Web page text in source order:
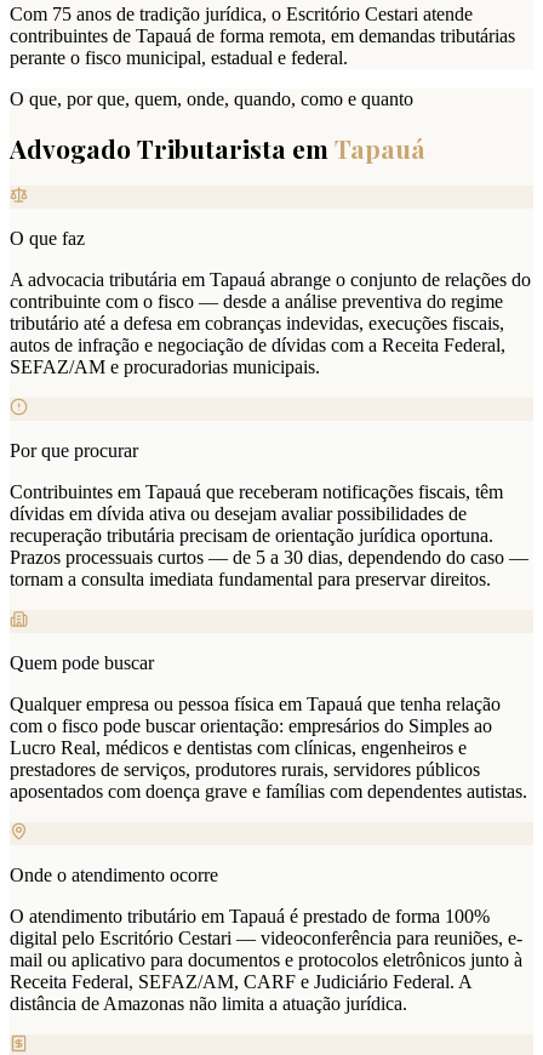
Com 75 anos de tradição jurídica, o Escritório Cestari atende
contribuintes de Tapauá de forma remota, em demandas tributárias
perante o fisco municipal, estadual e federal.
O que, por que, quem, onde, quando, como e quanto
Advogado Tributarista em Tapauá
O que faz
A advocacia tributária em Tapauá abrange o conjunto de relações do
contribuinte com o fisco — desde a análise preventiva do regime
tributário até a defesa em cobranças indevidas, execuções fiscais,
autos de infração e negociação de dívidas com a Receita Federal,
SEFAZ/AM e procuradorias municipais.
Por que procurar
Contribuintes em Tapauá que receberam notificações fiscais, têm
dívidas em dívida ativa ou desejam avaliar possibilidades de
recuperação tributária precisam de orientação jurídica oportuna.
Prazos processuais curtos — de 5 a 30 dias, dependendo do caso —
tornam a consulta imediata fundamental para preservar direitos.
Quem pode buscar
Qualquer empresa ou pessoa física em Tapauá que tenha relação
com o fisco pode buscar orientação: empresários do Simples ao
Lucro Real, médicos e dentistas com clínicas, engenheiros e
prestadores de serviços, produtores rurais, servidores públicos
aposentados com doença grave e famílias com dependentes autistas.
Onde o atendimento ocorre
O atendimento tributário em Tapauá é prestado de forma 100%
digital pelo Escritório Cestari — videoconferência para reuniões, e-
mail ou aplicativo para documentos e protocolos eletrônicos junto à
Receita Federal, SEFAZ/AM, CARF e Judiciário Federal. A
distância de Amazonas não limita a atuação jurídica.